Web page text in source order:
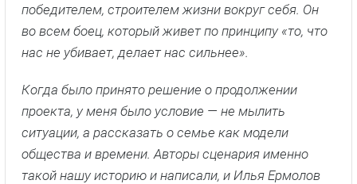
победителем, строителем жизни вокруг себя. Он
во всем боец, который живет по принципу «то, что
нас не убивает, делает нас сильнее».
Когда было принято решение о продолжении
проекта, у меня было условие — не мылить
ситуации, а рассказать о семье как модели
общества и времени. Авторы сценария именно
такой нашу историю и написали, и Илья Ермолов